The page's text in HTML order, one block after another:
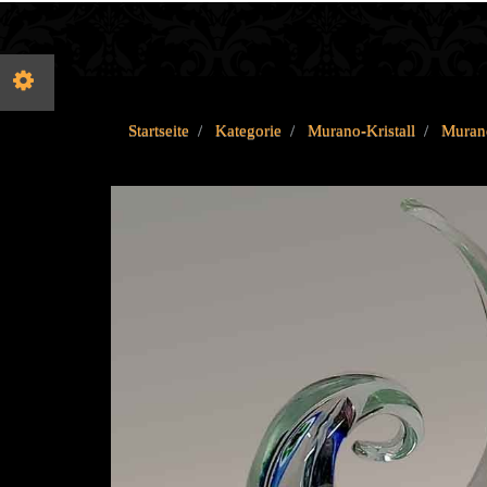
Startseite Kategorie Murano-Kristall